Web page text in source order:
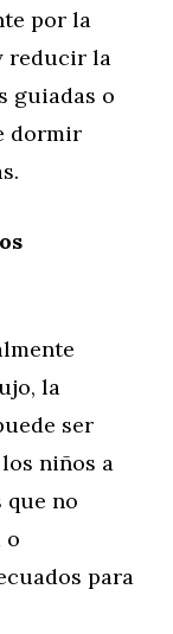
por la
reducir la
guiadas o
dormir
la
ser
niños a
no
o
para